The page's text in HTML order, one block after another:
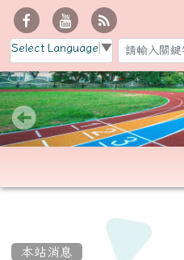
Select Language ▼
本站消息